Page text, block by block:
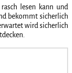
lesen kann und
bekommt sicherlich
wird sicherlich